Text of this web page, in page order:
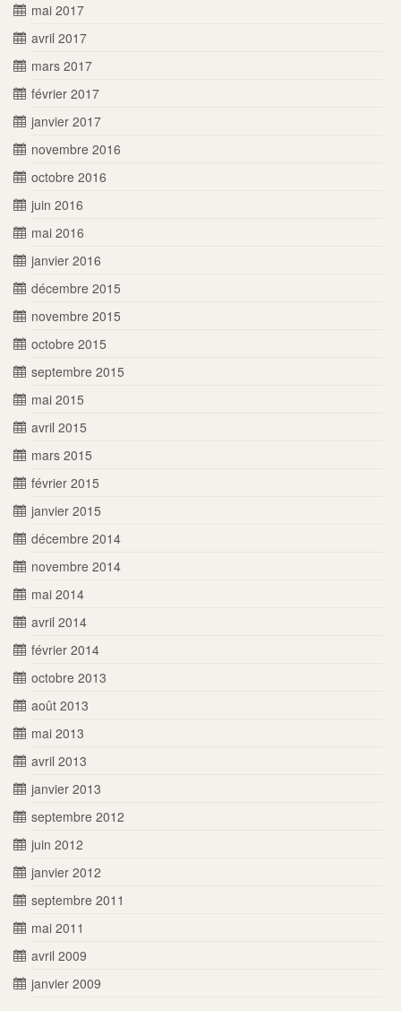
mai 2017
avril 2017
mars 2017
février 2017
janvier 2017
novembre 2016
octobre 2016
juin 2016
mai 2016
janvier 2016
décembre 2015
novembre 2015
octobre 2015
septembre 2015
mai 2015
avril 2015
mars 2015
février 2015
janvier 2015
décembre 2014
novembre 2014
mai 2014
avril 2014
février 2014
octobre 2013
août 2013
mai 2013
avril 2013
janvier 2013
septembre 2012
juin 2012
janvier 2012
septembre 2011
mai 2011
avril 2009
janvier 2009